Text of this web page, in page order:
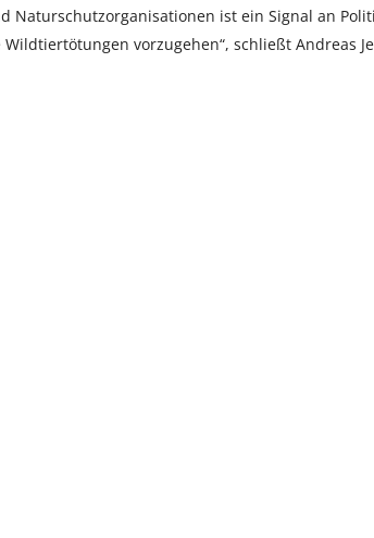
Naturschutzorganisationen ist ein Signal an
vorzugehen“, schließt Andreas